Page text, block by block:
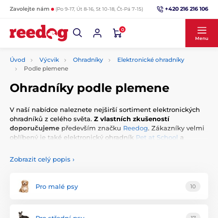
Zavolejte nám (Po 9-17, Út 8-16, St 10-18, Čt-Pá 7-15) +420 216 216 106
0
Menu
Úvod Výcvik Ohradníky
Elektronické ohradníky
Podle plemene
Ohradníky podle plemene
V naší nabídce naleznete nejširší sortiment elektronických
ohradníků z celého světa. Z vlastních zkušeností
doporučujeme především značku Reedog. Zákazníky velmi
oblíbený je také elektronický ohradník Pet at School a
kategoriích: Podle
obvodu pozemku
Co jsou elektronické ohradníky?
Zobrazit celý popis ›
Pro malé psy 10